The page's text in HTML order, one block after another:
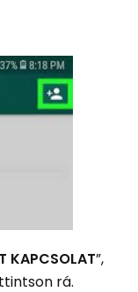
KAPCSOLAT”,
rá.